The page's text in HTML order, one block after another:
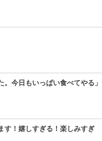
今日もいっぱい食べてやる」
す！嬉しすぎる！楽しみすぎ